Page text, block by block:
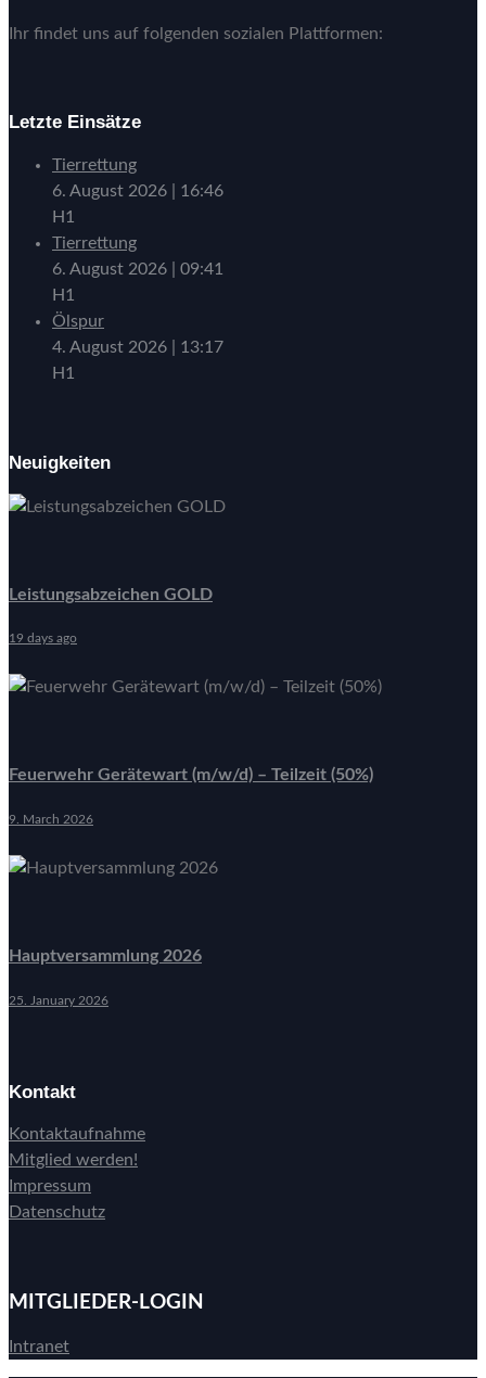
Ihr findet uns auf folgenden sozialen Plattformen:
Letzte Einsätze
Tierrettung
6. August 2026
16:46
H1
Tierrettung
6. August 2026
09:41
H1
Ölspur
4. August 2026
13:17
H1
Neuigkeiten
Leistungsabzeichen GOLD
19 days ago
Feuerwehr Gerätewart (m/w/d) – Teilzeit (50%)
9. March 2026
Hauptversammlung 2026
25. January 2026
Kontakt
Kontaktaufnahme
Mitglied werden!
Impressum
Datenschutz
MITGLIEDER-LOGIN
Intranet